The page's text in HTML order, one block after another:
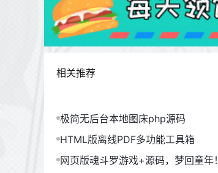
相关推荐
极简无后台本地图床php源码
HTML版离线PDF多功能工具箱
网页版魂斗罗游戏+源码，梦回童年！